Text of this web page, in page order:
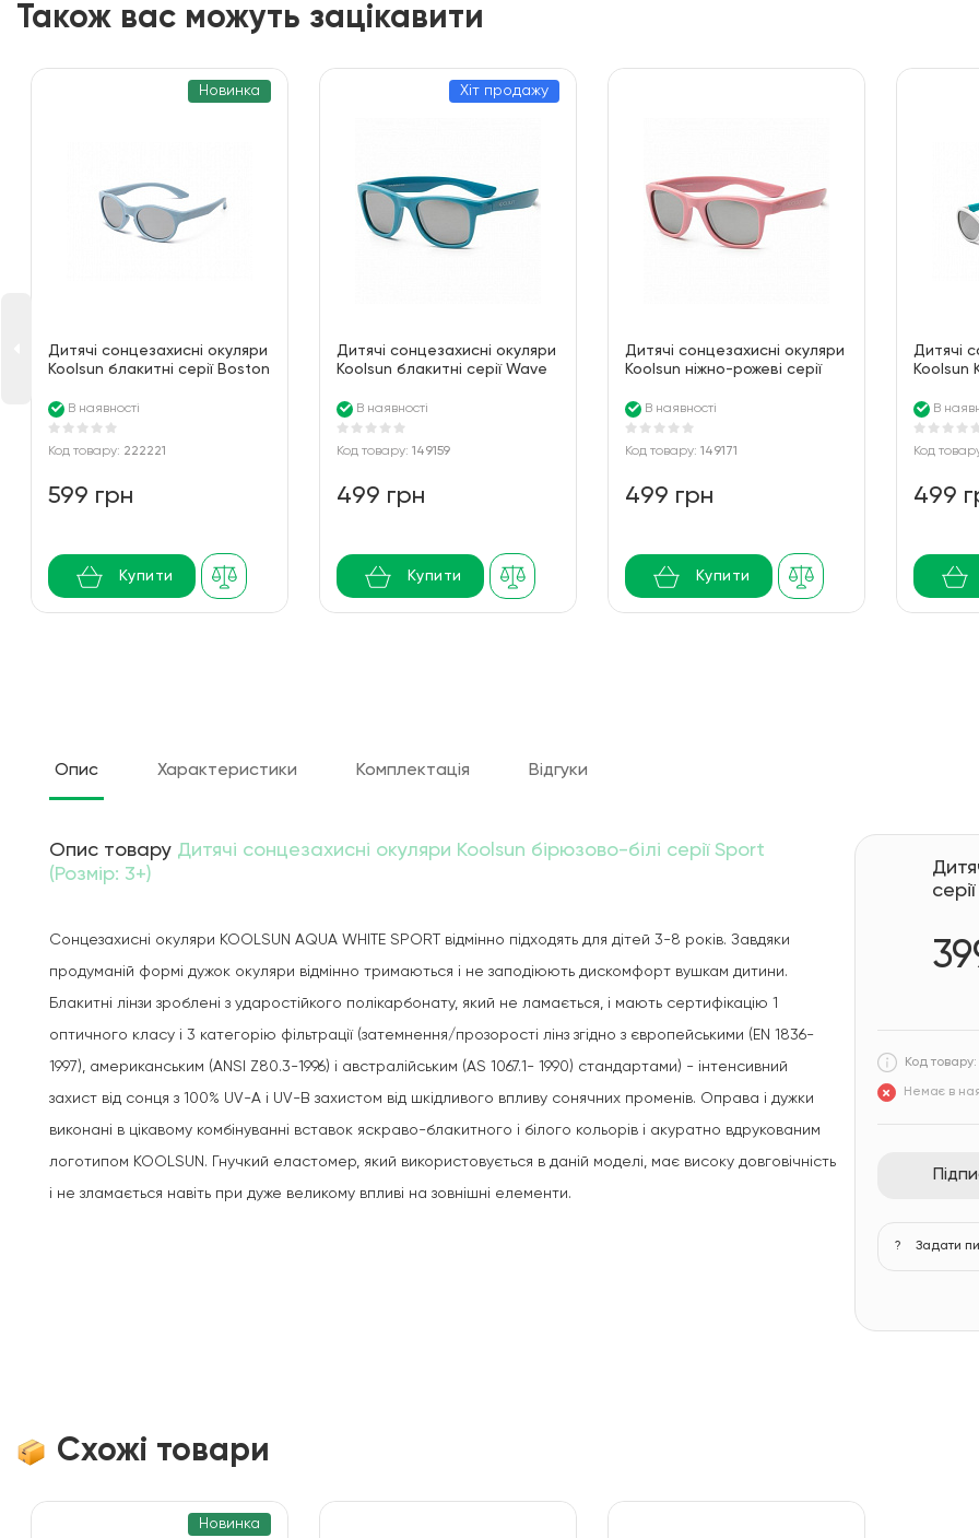
Також вас можуть зацікавити
Новинка
Дитячі сонцезахисні окуляри
Koolsun блакитні серії Boston
BODB003
В наявності
Код товару: 222221
599 грн
Купити
Хіт продажу
Дитячі сонцезахисні окуляри
Koolsun блакитні серії Wave
В наявності
Код товару: 149159
499 грн
Купити
Дитячі сонцезахисні окуляри
Koolsun ніжно-рожеві серії
В наявності
Код товару: 149171
499 грн
Купити
Дитячі
Koolsun
0+)В
Код
499
Опис Характеристики Комплектація Відгуки
Опис товару Дитячі сонцезахисні окуляри Koolsun бірюзово-білі серії Sport
(Розмір: 3+)
Сонцезахисні окуляри KOOLSUN AQUA WHITE SPORT відмінно підходять для дітей 3-8 років. Завдяки
продуманій формі дужок окуляри відмінно тримаються і не заподіюють дискомфорт вушкам дитини.
Блакитні лінзи зроблені з ударостійкого полікарбонату, який не ламається, і мають сертифікацію 1
оптичного класу і 3 категорію фільтрації (затемнення/прозорості лінз згідно з європейськими (EN 1836-
1997), американським (ANSI Z80.3-1996) і австралійським (AS 1067.1- 1990) стандартами) - інтенсивний
захист від сонця з 100% UV-A і UV-B захистом від шкідливого впливу сонячних променів. Оправа і дужки
виконані в цікавому комбінуванні вставок яскраво-блакитного і білого кольорів і акуратно вдрукованим
логотипом KOOLSUN. Гнучкий еластомер, який використовується в даній моделі, має високу довговічність
і не зламається навіть при дуже великому впливі на зовнішні елементи.
Код товару:
Немає в
? Задати
Схожі товари
Новинка